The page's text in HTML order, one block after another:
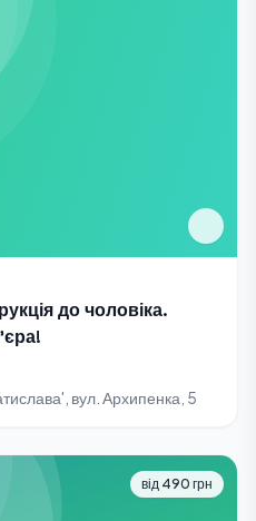
до чоловіка.
вул. Архипенка, 5
від 490 грн